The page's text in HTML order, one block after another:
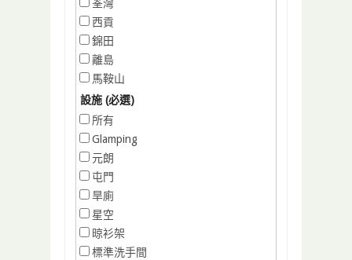
荃灣
西貢
錦田
離島
馬鞍山
設施 (必選)
所有
Glamping
元朗
屯門
旱廁
星空
晾衫架
標準洗手間